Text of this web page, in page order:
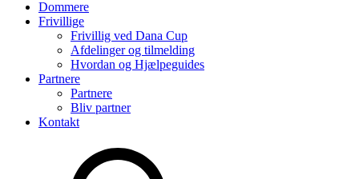
Dommere
Frivillige
Frivillig ved Dana Cup
Afdelinger og tilmelding
Hvordan og Hjælpeguides
Partnere
Partnere
Bliv partner
Kontakt